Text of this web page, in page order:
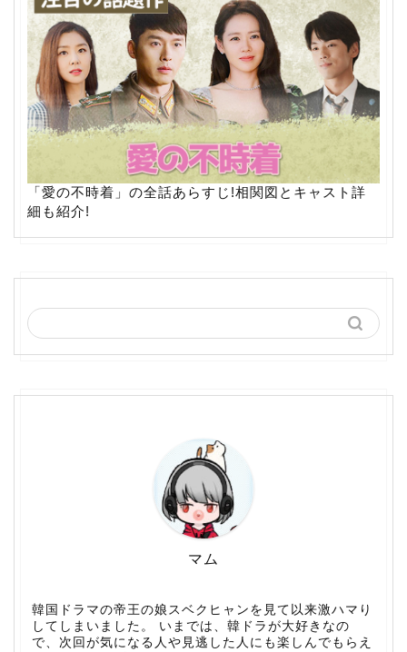
「愛の不時着」の全話あらすじ!相関図とキャスト詳
細も紹介!
マム
韓国ドラマの帝王の娘スベクヒャンを見て以来激ハマり
してしまいました。 いまでは、韓ドラが大好きなの
で、次回が気になる人や見逃した人にも楽しんでもらえ